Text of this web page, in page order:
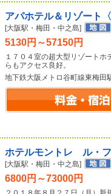
アパホテル＆リゾート
[大阪駅・梅田・中之島]
5130円～57150円
１７０４室の超大型リゾート
らもアクセス良好。
地下鉄大阪メトロ谷町線東梅
ホテルモントレ ル・
[大阪駅・梅田・中之島]
6800円～73000円